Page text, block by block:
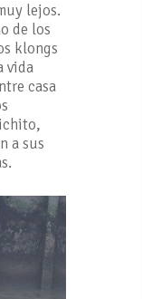
lejos.
de los
klongs
vida
casa
a sus